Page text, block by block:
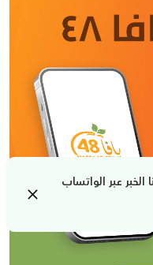
عبر الواتساب